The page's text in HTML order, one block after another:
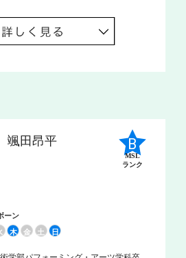
颯田昂平
MSL
ランク
ーン
木 金 土 日